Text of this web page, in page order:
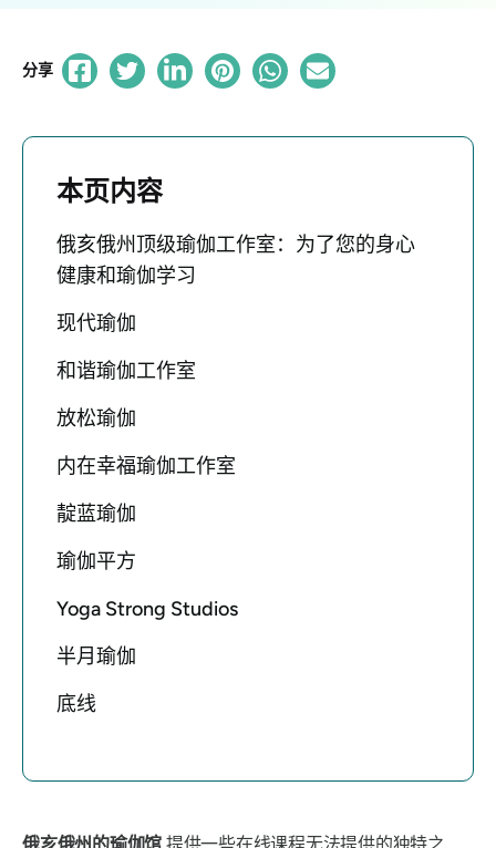
分享
本页内容
俄亥俄州顶级瑜伽工作室：为了您的身心
健康和瑜伽学习
现代瑜伽
和谐瑜伽工作室
放松瑜伽
内在幸福瑜伽工作室
靛蓝瑜伽
瑜伽平方
Yoga Strong Studios
半月瑜伽
底线